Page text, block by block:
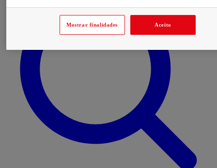
Mostrar finalidades Aceito